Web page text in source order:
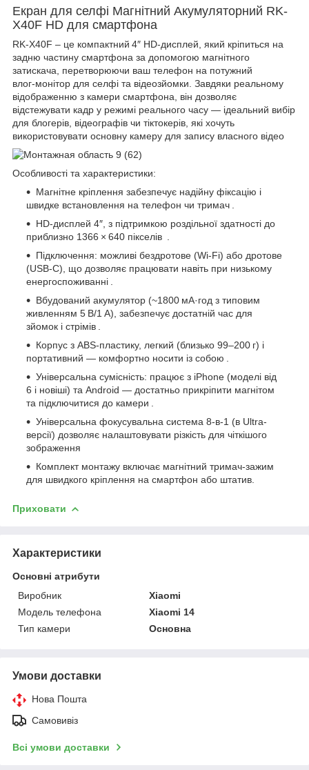
Екран для селфі Магнітний Акумуляторний RK-
X40F HD для смартфона
RK‑X40F – це компактний 4″ HD-дисплей, який кріпиться на
задню частину смартфона за допомогою магнітного
затискача, перетворюючи ваш телефон на потужний
влог‑монітор для селфі та відеозйомки. Завдяки реальному
відображенню з камери смартфона, він дозволяє
відстежувати кадр у режимі реального часу — ідеальний вибір
для блогерів, відеографів чи тіктокерів, які хочуть
використовувати основну камеру для запису власного відео
Особливості та характеристики:
Магнітне кріплення забезпечує надійну фіксацію і
швидке встановлення на телефон чи тримач .
HD-дисплей 4″, з підтримкою роздільної здатності до
приблизно 1366 × 640 пікселів .
Підключення: можливі бездротове (Wi‑Fi) або дротове
(USB‑C), що дозволяє працювати навіть при низькому
енергоспоживанні .
Вбудований акумулятор (~1800 мА·год з типовим
живленням 5 В/1 А), забезпечує достатній час для
зйомок і стрімів .
Корпус з ABS-пластику, легкий (близько 99–200 г) і
портативний — комфортно носити із собою .
Універсальна сумісність: працює з iPhone (моделі від
6 і новіші) та Android — достатньо прикріпити магнітом
та підключитися до камери .
Універсальна фокусувальна система 8-в-1 (в Ultra-
версії) дозволяє налаштовувати різкість для чіткішого
зображення
Комплект монтажу включає магнітний тримач-зажим
для швидкого кріплення на смартфон або штатив.
Приховати
Характеристики
Основні атрибути
Виробник
Xiaomi
Модель телефона
Xiaomi 14
Тип камери
Основна
Умови доставки
Нова Пошта
Самовивіз
Всі умови доставки